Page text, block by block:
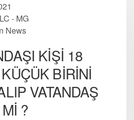
- MG
News
KİŞİ 18
BİRİNİ
VATANDAŞ
?